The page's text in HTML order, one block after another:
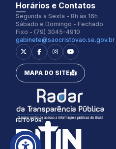
Inter
Espaçamento Fonte:
0px
Alterar Tema:
Claro
Horários e Contatos
Segunda a Sexta - 8h às 16h
Sábado e Domingo - Fechado
Fixo - (79) 3045-4910
gabinete@saocristovao.se.gov.br
MAPA DO SITE
FEITO POR: